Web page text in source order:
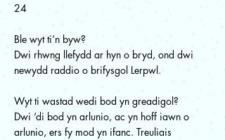
24
Ble wyt ti’n byw?
Dwi rhwng llefydd ar hyn o bryd, ond dwi
newydd raddio o brifysgol Lerpwl.
Wyt ti wastad wedi bod yn greadigol?
Dwi ‘di bod yn arlunio, ac yn hoff iawn o
arlunio, ers fy mod yn ifanc. Treuliais